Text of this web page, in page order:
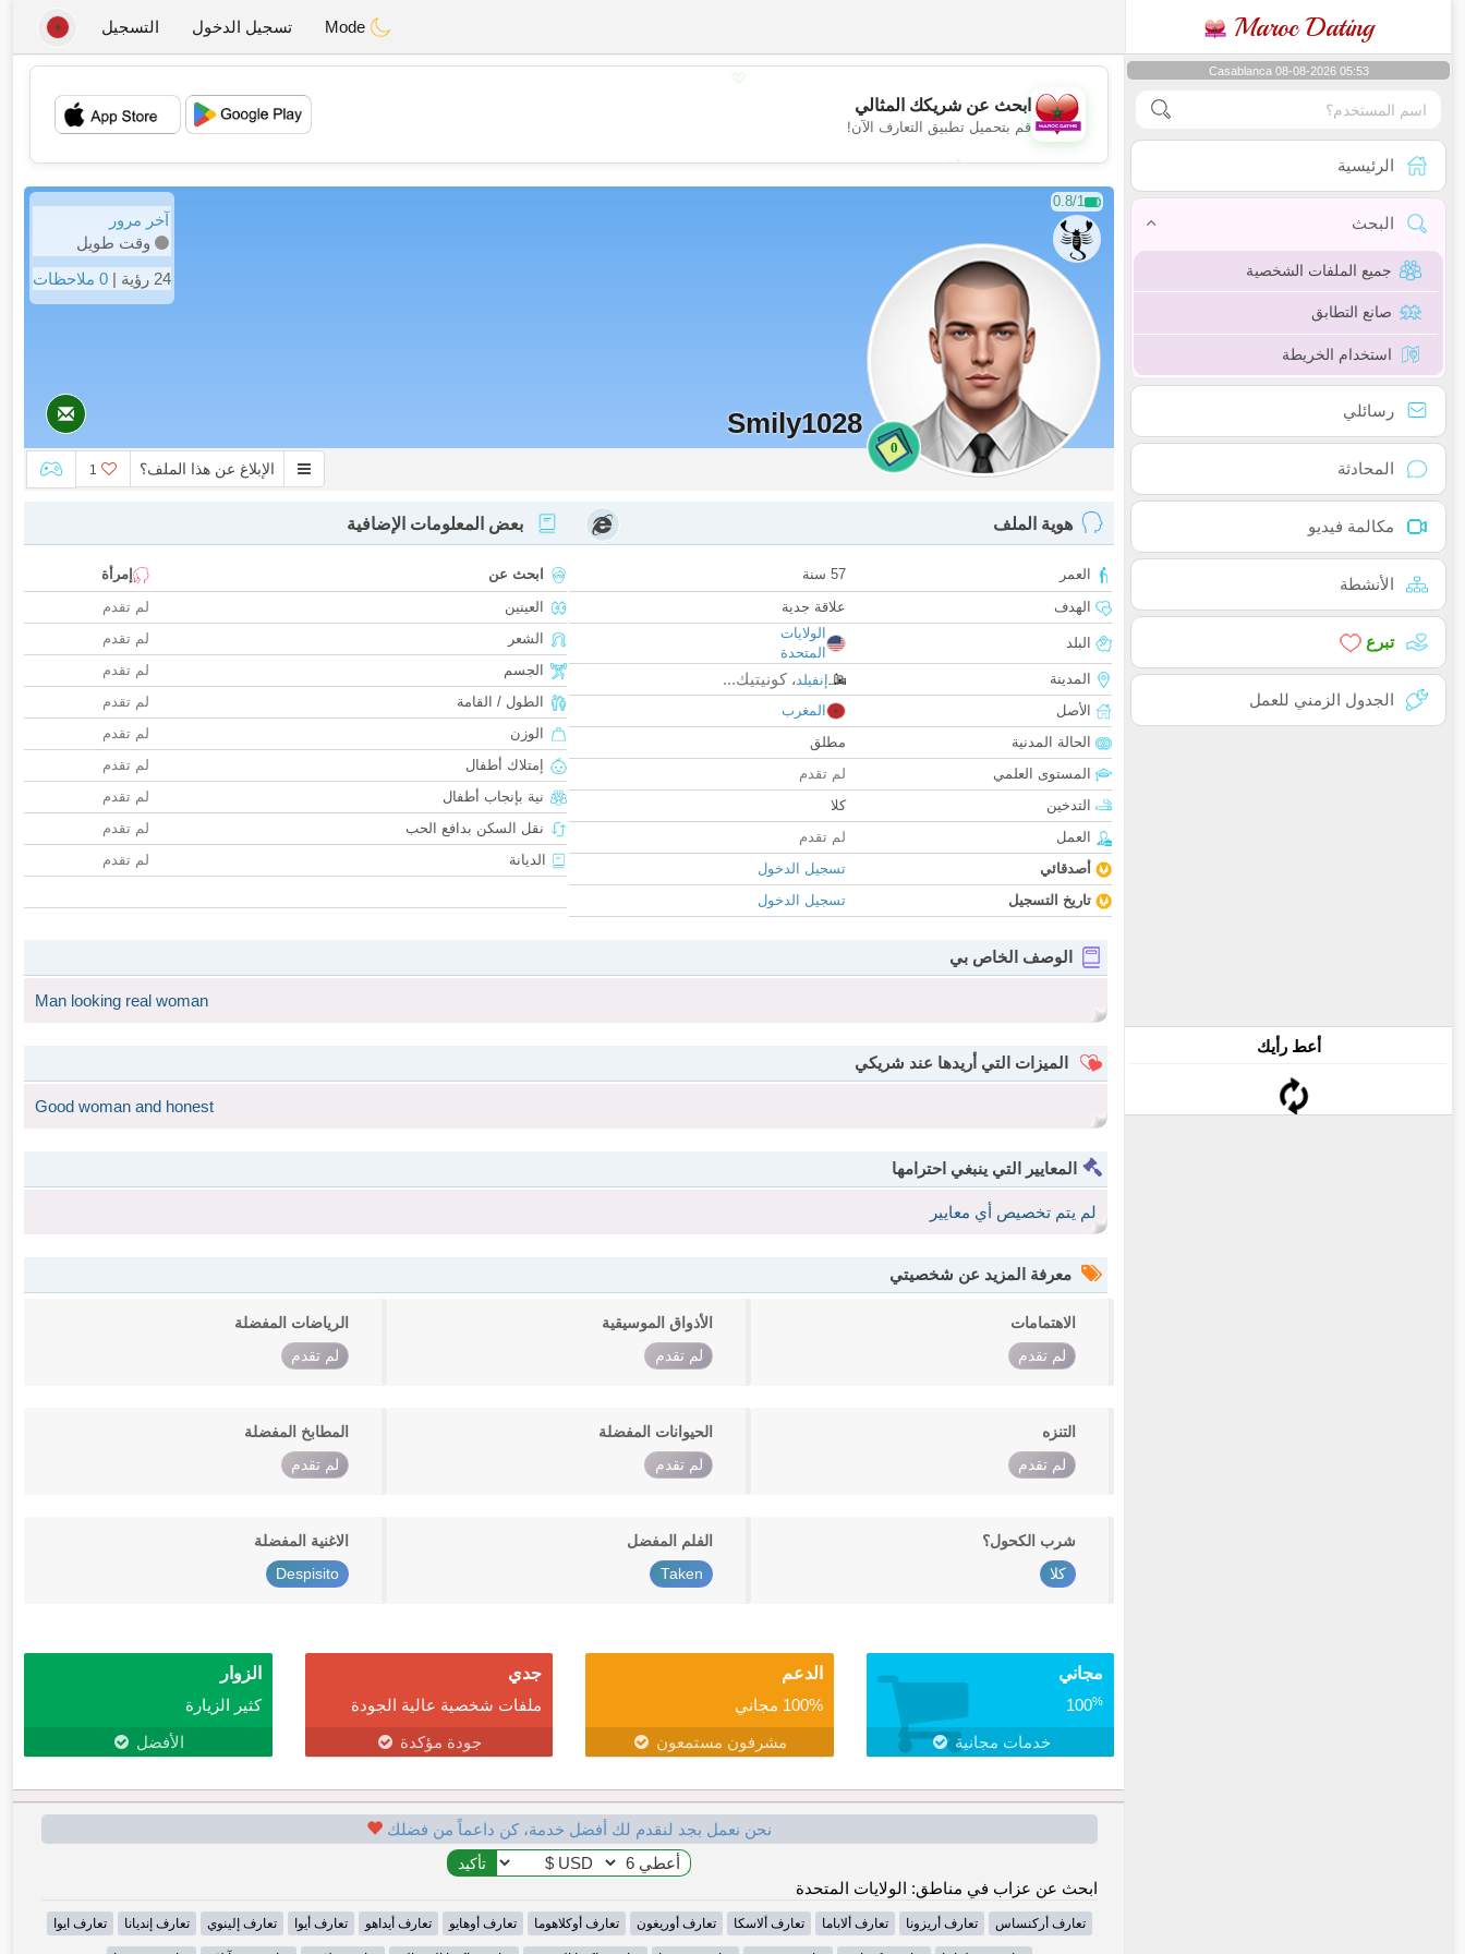
Maroc Dating تسجيل الدخول التسجيل
Casablanca 08-08-2026 05:53
الرئيسية
البحث
جميع الملفات الشخصية
صانع التطابق
استخدام الخريطة
رسائلي
المحادثة
مكالمة فيديو
الأنشطة
تبرع
الجدول الزمني للعمل
أعط رأيك
💖
ابحث عن شريكك المثالي
قم بتحميل تطبيق التعارف الآن!
0.8/1
0
Smily1028
آخر مرور
وقت طويل
24 رؤية |
0 ملاحظات
الإبلاغ عن هذا الملف؟ 1
هوية الملف
العمر
57 سنة
الهدف
علاقة جدية
البلد
الولايات
المتحدة
المدينة
إنفيلد، كونيتيك...
الأصل
المغرب
الحالة المدنية
مطلق
المستوى العلمي
لم تقدم
التدخين
كلا
العمل
لم تقدم
أصدقائي
تسجيل الدخول
تاريخ التسجيل
تسجيل الدخول
بعض المعلومات الإضافية
ابحث عن
إمرأة
العينين
لم تقدم
الشعر
لم تقدم
الجسم
لم تقدم
الطول / القامة
لم تقدم
الوزن
لم تقدم
إمتلاك أطفال
لم تقدم
نية بإنجاب أطفال
لم تقدم
نقل السكن بدافع الحب
لم تقدم
الديانة
لم تقدم
الوصف الخاص بي
Man looking real woman
الميزات التي أريدها عند شريكي
Good woman and honest
المعايير التي ينبغي احترامها
لم يتم تخصيص أي معايير
معرفة المزيد عن شخصيتي
الاهتمامات
لم تقدم
الأذواق الموسيقية
لم تقدم
الرياضات المفضلة
لم تقدم
التنزه
لم تقدم
الحيوانات المفضلة
لم تقدم
المطابخ المفضلة
لم تقدم
شرب الكحول؟
كلا
الفلم المفضل
Taken
الاغنية المفضلة
Despisito
مجاني
100%
خدمات مجانية
الدعم
100% مجاني
مشرفون مستمعون
جدي
ملفات شخصية عالية الجودة
جودة مؤكدة
الزوار
كثير الزيارة
الأفضل
نحن نعمل بجد لنقدم لك أفضل خدمة، كن داعماً من فضلك
ابحث عن عزاب في مناطق: الولايات المتحدة
تعارف أركنساس تعارف أريزونا تعارف ألاباما تعارف ألاسكا تعارف أوريغون تعارف أوكلاهوما تعارف أوهايو تعارف أيداهو تعارف أيوا تعارف إلينوي تعارف إنديانا تعارف ايوا